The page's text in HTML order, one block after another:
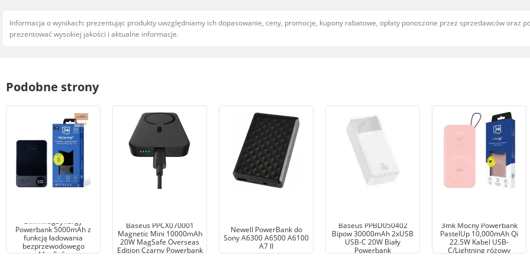
Informacja o wynikach: prezentując produkty uwzględniamy ich dopasowanie, ceny, promocje, kupony rabatowe, opłaty ponoszone przez sprzedawców oraz
prezentować wysokiej jakości i aktualne informacje.
Podobne strony
3MK MagSynergy
Powerbank 5000mAh z
funkcją ładowania
bezprzewodowego
MagSafe
Baseus PPCX070001
Magnetic Mini 10000mAh
20W MagSafe Overseas
Edition Czarny Powerbank
Newell PowerBank do
Sony A6300 A6500 A6100
A7 II
Baseus PPBD050402
Bipow 30000mAh 2xUSB
USB-C 20W Biały
Powerbank
3mk Mocny Powerbank
PastelUp 10,000mAh Qi
22.5W Kabel USB-
C/Lightning różowy